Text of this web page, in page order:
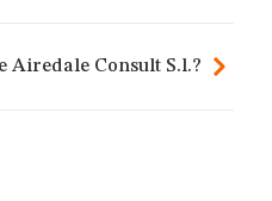
Airedale Consult S.l.?